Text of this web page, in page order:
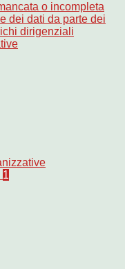
o incompleta
dei dati da parte dei
dirigenziali
1